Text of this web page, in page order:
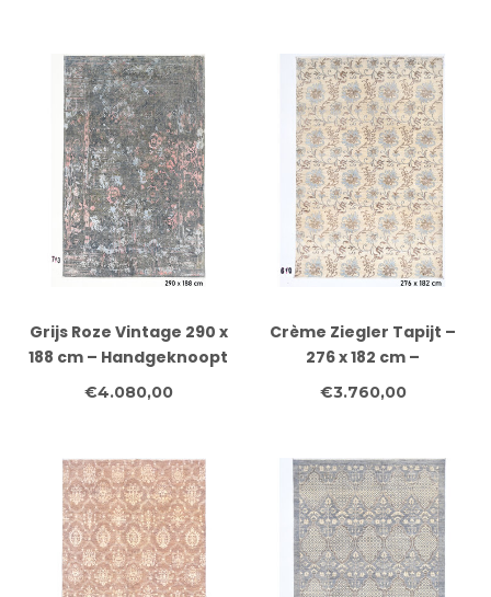
Grijs Roze Vintage 290 x
188 cm – Handgeknoopt
wollen vloerkleed
€4.080,00
Crème Ziegler Tapijt –
276 x 182 cm –
Handgeknoopt van Wol
€3.760,00